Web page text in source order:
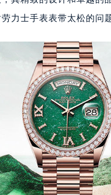
力士手表表带太松的问